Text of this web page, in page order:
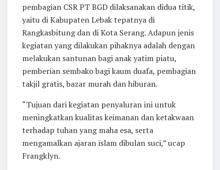
pembagian CSR PT BGD dilaksanakan didua titik,
yaitu di Kabupaten Lebak tepatnya di
Rangkasbitung dan di Kota Serang. Adapun jenis
kegiatan yang dilakukan pihaknya adalah dengan
melakukan santunan bagi anak yatim piatu,
pemberian sembako bagi kaum duafa, pembagian
takjil gratis, bazar murah dan hiburan.
“Tujuan dari kegiatan penyaluran ini untuk
meningkatkan kualitas keimanan dan ketakwaan
terhadap tuhan yang maha esa, serta
mengamalkan ajaran islam dibulan suci,” ucap
Frangklyn.